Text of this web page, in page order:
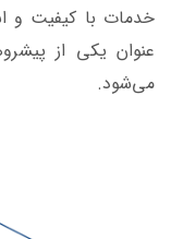
خدمات با کیفیت و
عنوان یکی از
می‌شود.